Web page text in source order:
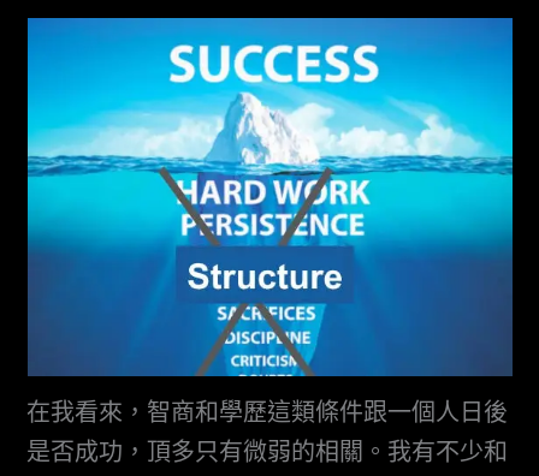
在我看來，智商和學歷這類條件跟一個人日後
是否成功，頂多只有微弱的相關。我有不少和